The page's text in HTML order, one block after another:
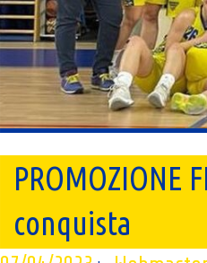
PROMOZIONE
conquista